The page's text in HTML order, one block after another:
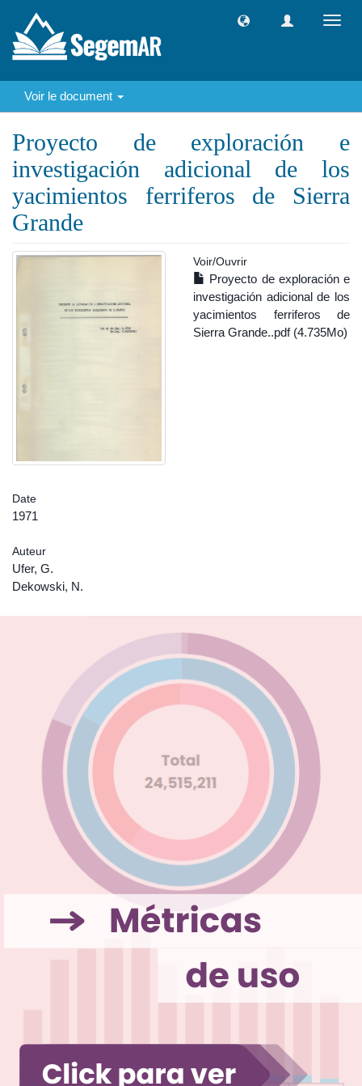
Voir le document
Proyecto de exploración e
investigación adicional de los
yacimientos ferriferos de Sierra
Grande
Voir/Ouvrir
Proyecto de exploración e
investigación adicional de los
yacimientos ferriferos de
Sierra Grande..pdf (4.735Mo)
Date
1971
Auteur
Ufer, G.
Dekowski, N.